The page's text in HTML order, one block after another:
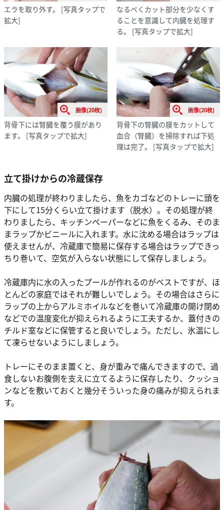
エラを取り外す。
[写真タップで
拡大]
なるべくカット部分を少なくす
ることを意識して内臓を処理す
る。
[写真タップで拡大]
画像(20枚)
背骨下には腎臓を覆う膜があり
ます。
[写真タップで拡大]
画像(20枚)
背骨下の腎臓の膜をカットして
血合（腎臓）を掃除すれば下処
理は完了。
[写真タップで拡大]
立て掛けからの冷蔵保存
内臓の処理が終わりましたら、魚をカゴなどのトレーに頭を
下にして15分くらい立て掛けます（脱水）。その処理が終
わりましたら、キッチンペーパーなどに魚をくるみ、そのま
まラップかビニールに入れます。水に沈める場合はラップは
使えませんが、冷蔵庫で簡易に保存する場合はラップできっ
ちり巻いて、空気が入らない状態にして保存しましょう。
冷蔵庫内に水の入ったプールが作れるのがベストですが、ほ
とんどの家庭ではそれが難しいでしょう。その場合はさらに
ラップの上からアルミホイルなどを巻いて冷蔵庫の開け閉め
などでの温度変化が抑えられるように工夫するか、蓋付きの
チルド室などに保管すると良いでしょう。ただし、氷温にし
て凍らせないようにしましょう。
トレーにそのまま置くと、身が重みで痛んできますので、過
食しないお腹側を支えに立てるように保存したり、クッショ
ンなどを敷いておくと幾分そういった身の痛みが抑えられま
す。